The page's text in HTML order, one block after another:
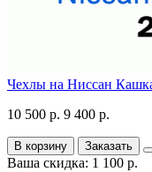
Чехлы на Ниссан
10 500 р. 9 400 р.
В корзину Заказать
Ваша скидка: 1 100 р.